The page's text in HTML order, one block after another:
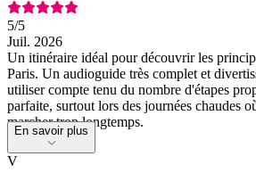
5/5
Juil. 2026
Un itinéraire idéal pour découvrir les
Paris. Un audioguide très complet et
utiliser compte tenu du nombre d'étapes
parfaite, surtout lors des journées chaudes
marcher trop longtemps.
En savoir plus
V